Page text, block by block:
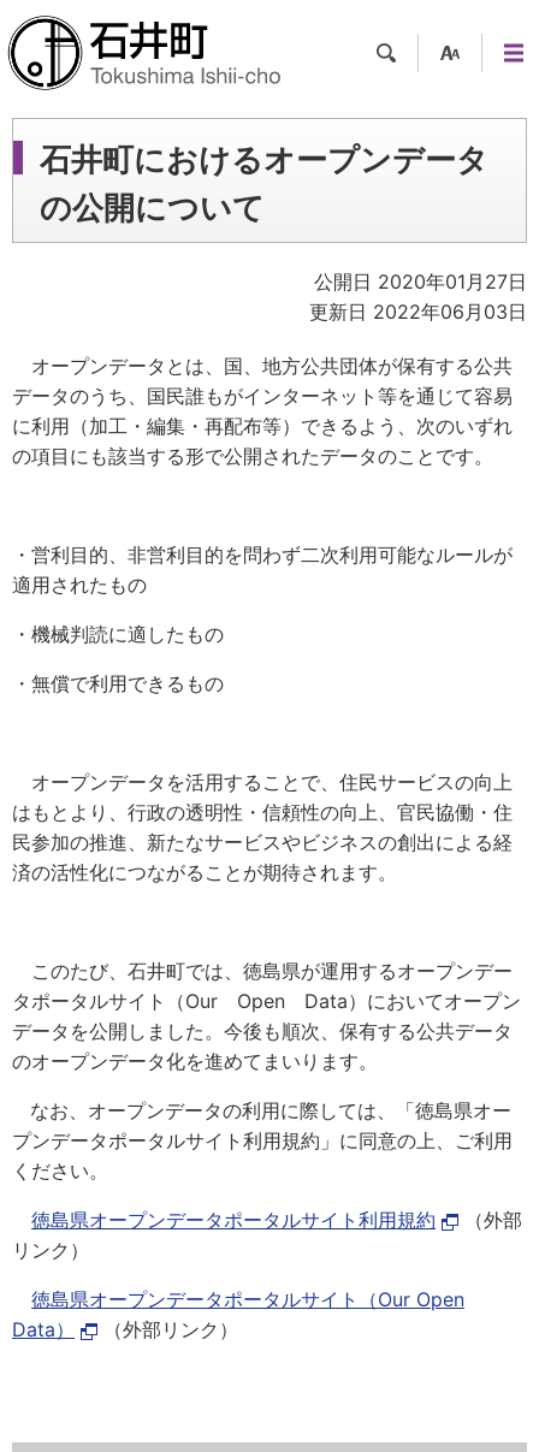
ツー
ュー
石井町におけるオープンデータ
の公開について
公開日 2020年01月27日
更新日 2022年06月03日
オープンデータとは、国、地方公共団体が保有する公共
データのうち、国民誰もがインターネット等を通じて容易
に利用（加工・編集・再配布等）できるよう、次のいずれ
の項目にも該当する形で公開されたデータのことです。
・営利目的、非営利目的を問わず二次利用可能なルールが
適用されたもの
・機械判読に適したもの
・無償で利用できるもの
オープンデータを活用することで、住民サービスの向上
はもとより、行政の透明性・信頼性の向上、官民協働・住
民参加の推進、新たなサービスやビジネスの創出による経
済の活性化につながることが期待されます。
このたび、石井町では、徳島県が運用するオープンデー
タポータルサイト（Our Open Data）においてオープン
データを公開しました。今後も順次、保有する公共データ
のオープンデータ化を進めてまいります。
なお、オープンデータの利用に際しては、「徳島県オー
プンデータポータルサイト利用規約」に同意の上、ご利用
ください。
徳島県オープンデータポータルサイト利用規約
（外部
リンク）
徳島県オープンデータポータルサイト（Our Open
Data）
（外部リンク）